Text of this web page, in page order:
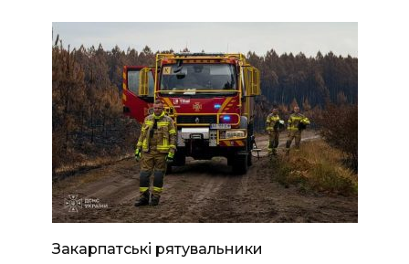
Закарпатські рятувальники